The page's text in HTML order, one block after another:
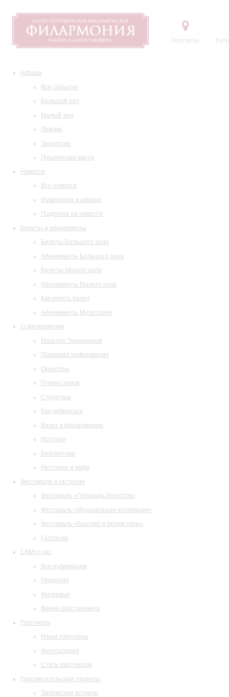
Контакты
Афиша
Все события
Большой зал
Малый зал
Лекции
Экскурсии
Пушкинская карта
Новости
Все новости
Изменения в афише
Подписка на новости
Билеты и абонементы
Билеты Большого зала
Абонементы Большого зала
Билеты Малого зала
Абонементы Малого зала
Как купить билет
Абонементы Музитория
О филармонии
Маэстро Темирканов
Правовая информация
Оркестры
Планы залов
Структура
Как добраться
Визит в филармонию
История
Библиотека
Ресторан и кафе
Фестивали и гастроли
Фестиваль «Площадь Искусств»
Фестиваль «Музыкальная коллекция»
Фестиваль «Барокко в белую ночь»
Гастроли
СМИ о нас
Все публикации
Рецензии
Интервью
Время Шостаковича
Партнеры
Наши партнеры
Фотогалерея
Стать партнером
Просветительские проекты
Творческие встречи